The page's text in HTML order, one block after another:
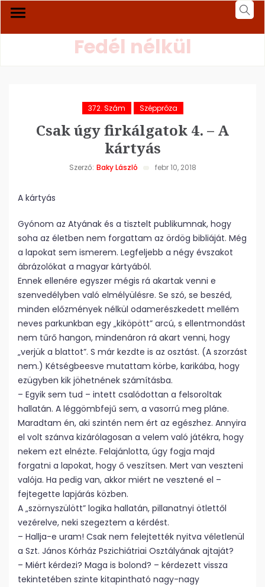
Fedél nélkül
372. Szám Széppróza
Csak úgy firkálgatok 4. – A
kártyás
Szerző: Baky László febr 10, 2018
A kártyás
Gyónom az Atyának és a tisztelt publikumnak, hogy
soha az életben nem forgattam az ördög bibliáját. Még
a lapokat sem ismerem. Legfeljebb a négy évszakot
ábrázolókat a magyar kártyából.
Ennek ellenére egyszer mégis rá akartak venni e
szenvedélyben való elmélyülésre. Se szó, se beszéd,
minden előzmények nélkül odamerészkedett mellém
neves parkunkban egy „kiköpött” arcú, s ellentmondást
nem tűrő hangon, mindenáron rá akart venni, hogy
„verjük a blattot”. S már kezdte is az osztást. (A szorzást
nem.) Kétségbeesve mutattam körbe, karikába, hogy
ezügyben kik jöhetnének számításba.
– Egyik sem tud – intett csalódottan a felsoroltak
hallatán. A léggömbfejű sem, a vasorrú meg pláne.
Maradtam én, aki szintén nem ért az egészhez. Annyira
el volt szánva kizárólagosan a velem való játékra, hogy
nekem ezt elnézte. Felajánlotta, úgy fogja majd
forgatni a lapokat, hogy ő veszítsen. Mert van veszteni
valója. Ha pedig van, akkor miért ne vesztené el –
fejtegette lapjárás közben.
A „szörnyszülött” logika hallatán, pillanatnyi ötlettől
vezérelve, neki szegeztem a kérdést.
– Hallja-e uram! Csak nem felejtették nyitva véletlenül
a Szt. János Kórház Pszichiátriai Osztályának ajtaját?
– Miért kérdezi? Maga is bolond? – kérdezett vissza
tekintetében szinte kitapintható nagy-nagy